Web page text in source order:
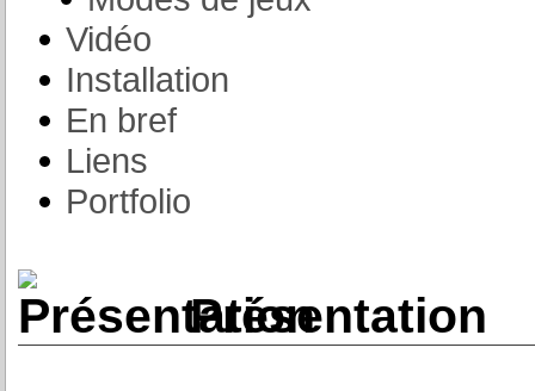
Vidéo
Installation
En bref
Liens
Portfolio
Présentation